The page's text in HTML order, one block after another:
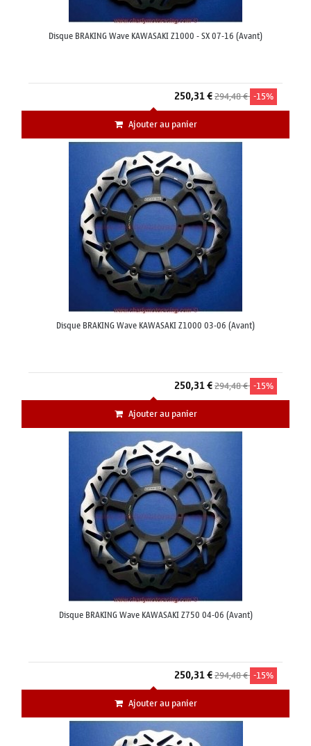
Disque BRAKING Wave KAWASAKI Z1000 - SX 07-16 (Avant)
250,31 €294,48 € -15%
Ajouter au panier
Disque BRAKING Wave KAWASAKI Z1000 03-06 (Avant)
250,31 €294,48 € -15%
Ajouter au panier
Disque BRAKING Wave KAWASAKI Z750 04-06 (Avant)
250,31 €294,48 € -15%
Ajouter au panier